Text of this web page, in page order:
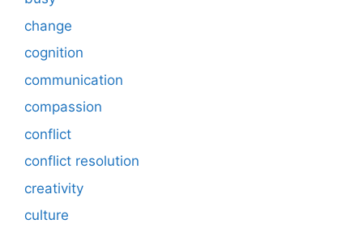
change
cognition
communication
compassion
conflict
conflict resolution
creativity
culture